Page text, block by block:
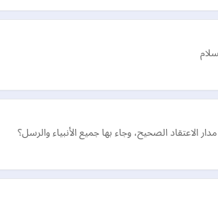
الاعتقاد الصحيح، وجاء بها جميع الأنبياء والرسل؟